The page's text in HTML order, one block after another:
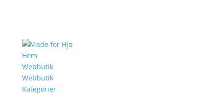
Hem
Webbutik
Webbutik
Kategorier